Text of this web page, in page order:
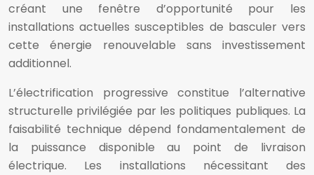
créant une fenêtre d’opportunité pour les
installations actuelles susceptibles de basculer vers
cette énergie renouvelable sans investissement
additionnel.
L’électrification progressive constitue l’alternative
structurelle privilégiée par les politiques publiques. La
faisabilité technique dépend fondamentalement de
la puissance disponible au point de livraison
électrique. Les installations nécessitant des